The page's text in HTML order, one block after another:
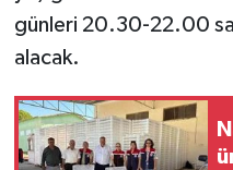
günleri 20.30-22.00
alacak.